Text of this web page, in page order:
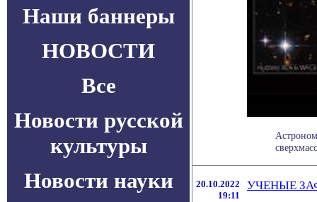
Наши баннеры
НОВОСТИ
Все
Новости русской
культуры
Новости науки
20.10.2022
19:11
УЧЕНЫЕ